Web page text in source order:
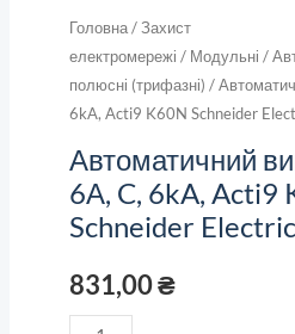
Головна/Захист
електромережі / Модульні /
полюсні (трифазні) /
6kA, Acti9 K60N Schneider
Автоматичний
6А, C, 6kA, Acti9
Schneider
831,00₴